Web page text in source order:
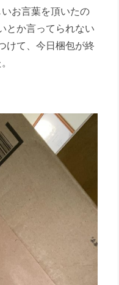
お言葉を頂いたの
とか言ってられない
けて、今日梱包が終